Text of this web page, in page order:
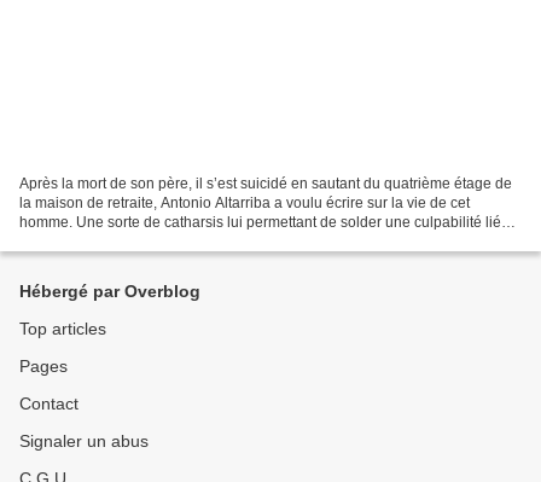
Après la mort de son père, il s’est suicidé en sautant du quatrième étage de
la maison de retraite, Antonio Altarriba a voulu écrire sur la vie de cet
homme. Une sorte de catharsis lui permettant de solder une culpabilité liée à
Hébergé par Overblog
Top articles
Pages
Contact
Signaler un abus